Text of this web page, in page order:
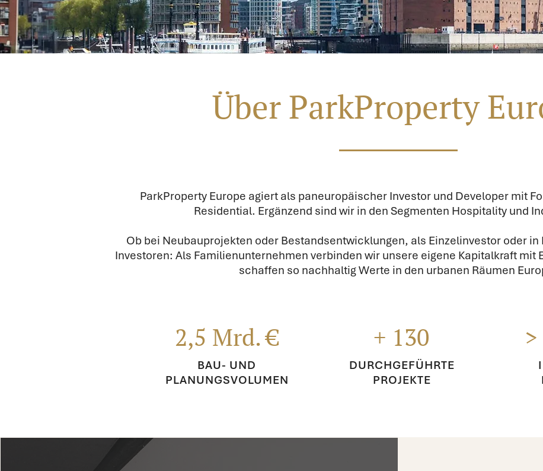
Über ParkProperty
ParkProperty Europe agiert als paneuropäischer Investor und Developer mit
Residential. Ergänzend sind wir in den Segmenten Hospitality und
Ob bei Neubauprojekten oder Bestandsentwicklungen, als Einzelinvestor oder
Investoren: Als Familienunternehmen verbinden wir unsere eigene Kapitalkraft mit
schaffen so nachhaltig Werte in den urbanen Räumen
2,5 Mrd. €
BAU- UND
PLANUNGSVOLUMEN
+ 130
DURCHGEFÜHRTE
PROJEKTE